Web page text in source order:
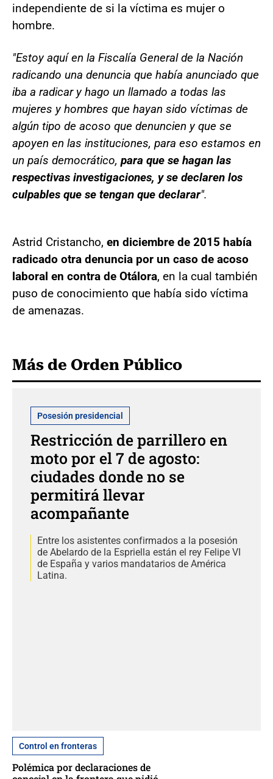
independiente de si la víctima es mujer o
hombre.
"Estoy aquí en la Fiscalía General de la Nación
radicando una denuncia que había anunciado que
iba a radicar y hago un llamado a todas las
mujeres y hombres que hayan sido víctimas de
algún tipo de acoso que denuncien y que se
apoyen en las instituciones, para eso estamos en
un país democrático, para que se hagan las
respectivas investigaciones, y se declaren los
culpables que se tengan que declarar".
Astrid Cristancho, en diciembre de 2015 había
radicado otra denuncia por un caso de acoso
laboral en contra de Otálora, en la cual también
puso de conocimiento que había sido víctima
de amenazas.
Más de Orden Público
Posesión presidencial
Restricción de parrillero en
moto por el 7 de agosto:
ciudades donde no se
permitirá llevar
acompañante
Entre los asistentes confirmados a la posesión
de Abelardo de la Espriella están el rey Felipe VI
de España y varios mandatarios de América
Latina.
Control en fronteras
Polémica por declaraciones de